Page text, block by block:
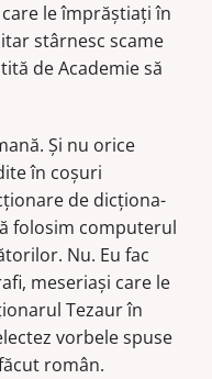
le împrăştiaţi în
stârnesc scame
de Academie să
Şi nu orice
în coşuri
de dicţio­na­
folosim computerul
Nu. Eu fac
meseriaşi care le
Tezaur în
vorbele spuse
român.